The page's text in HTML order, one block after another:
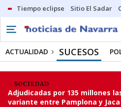
Tiempo eclipse Sitio El Sadar
ACTUALIDAD SUCESOS
SOCIEDAD
Adjudicadas por 135 millones
variante entre Pamplona y Jaca